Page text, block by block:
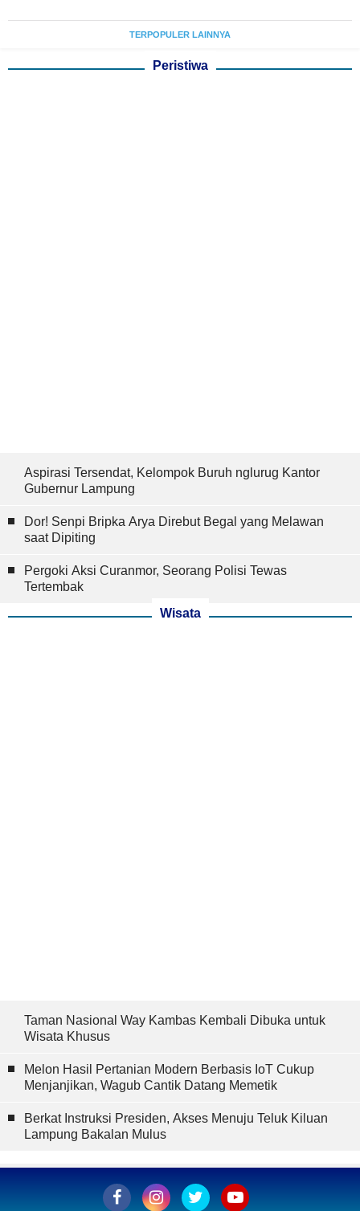
TERPOPULER LAINNYA
Peristiwa
Aspirasi Tersendat, Kelompok Buruh nglurug Kantor
Gubernur Lampung
Dor! Senpi Bripka Arya Direbut Begal yang Melawan
saat Dipiting
Pergoki Aksi Curanmor, Seorang Polisi Tewas
Tertembak
Wisata
Taman Nasional Way Kambas Kembali Dibuka untuk
Wisata Khusus
Melon Hasil Pertanian Modern Berbasis IoT Cukup
Menjanjikan, Wagub Cantik Datang Memetik
Berkat Instruksi Presiden, Akses Menuju Teluk Kiluan
Lampung Bakalan Mulus